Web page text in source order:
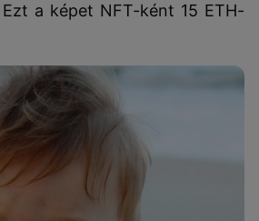
a képet NFT-ként 15 ETH-